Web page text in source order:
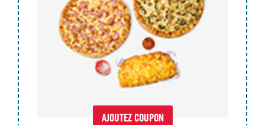
AJOUTEZ COUPON